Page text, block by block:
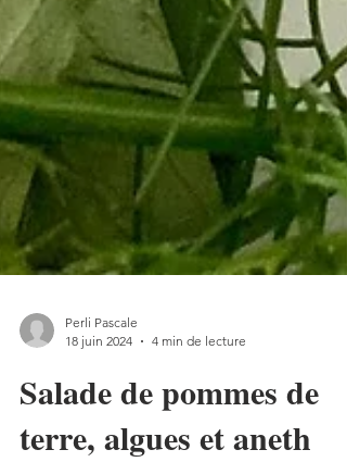
18 juin 2024
4 min de lecture
Salade de pommes de